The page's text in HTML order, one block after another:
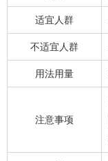
适宜人群
不适宜人群
用法用量
注意事项